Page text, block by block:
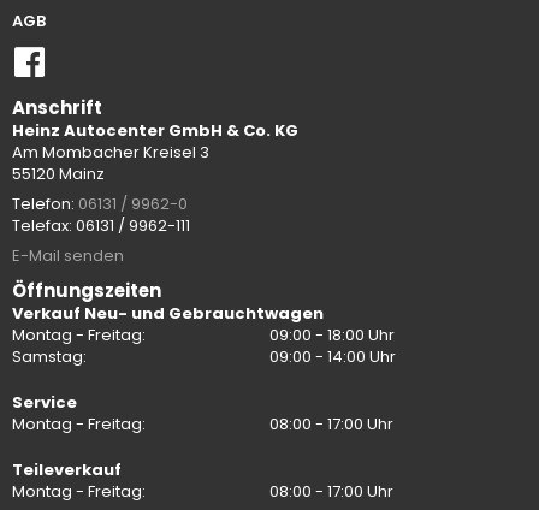
AGB
Anschrift
Heinz Autocenter GmbH & Co. KG
Am Mombacher Kreisel 3
55120 Mainz
Telefon: 06131 / 9962-0
Telefax: 06131 / 9962-111
E-Mail senden
Öffnungszeiten
Verkauf Neu- und Gebrauchtwagen
Montag - Freitag:
09:00 - 18:00 Uhr
Samstag:
09:00 - 14:00 Uhr
Service
Montag - Freitag:
08:00 - 17:00 Uhr
Teileverkauf
Montag - Freitag:
08:00 - 17:00 Uhr